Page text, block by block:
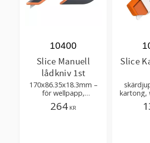
Slice Manuell
lådkniv 1st
170x86.35x18.3mm –
för wellpapp,
kartonger, folie, tejp
10400
264 KR
Slice
kartong,
tunn